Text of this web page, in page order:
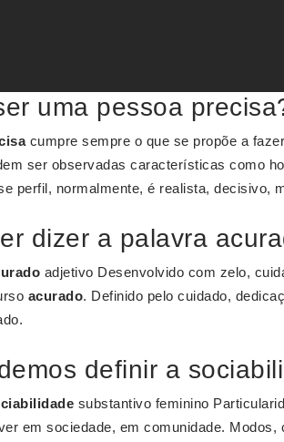
uma pessoa
cumpre sempre o que se propõe a
ser observadas características como
perfil, normalmente, é realista, decisivo,
dizer a palavra
adjetivo Desenvolvido com zelo,
acurado. Definido pelo cuidado,
definir a
substantivo feminino
em sociedade, em comunidade.